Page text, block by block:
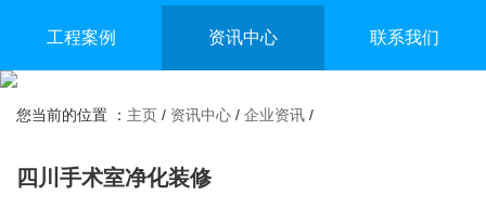
手术室净化装修
实验室净化装修
工程案例
无尘车间
资讯中心 联系我们
您当前的位置 ： 主页 / 资讯中心 / 企业资讯 /
四川手术室净化装修